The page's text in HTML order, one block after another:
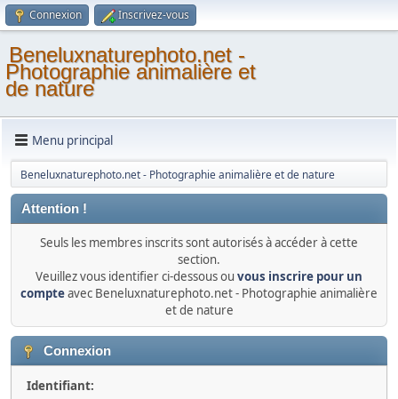
Connexion Inscrivez-vous
Beneluxnaturephoto.net -
Photographie animalière et
de nature
Menu principal
Beneluxnaturephoto.net - Photographie animalière et de nature
Attention !
Seuls les membres inscrits sont autorisés à accéder à cette
section.
Veuillez vous identifier ci-dessous ou vous inscrire pour un
compteavec Beneluxnaturephoto.net - Photographie animalière
et de nature
Connexion
Identifiant: